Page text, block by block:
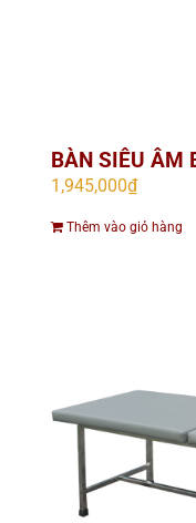
BÀN SIÊU ÂM
1,945,000₫
Thêm vào giỏ hàng